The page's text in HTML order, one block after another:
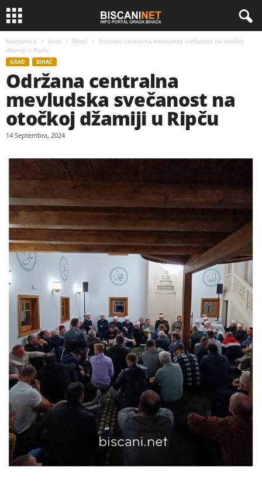
Naslovnica Grad Bihać
Održana centralna mevludska svečanost na otočkoj
džamiji u Ripču
GRAD BIHAĆ
Održana centralna
mevludska svečanost na
otočkoj džamiji u Ripču
14 Septembra, 2024